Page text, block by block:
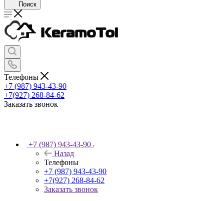
Поиск
Телефоны
+7 (987) 943-43-90
+7(927) 268-84-62
Заказать звонок
+7 (987) 943-43-90
Назад
Телефоны
+7 (987) 943-43-90
+7(927) 268-84-62
Заказать звонок